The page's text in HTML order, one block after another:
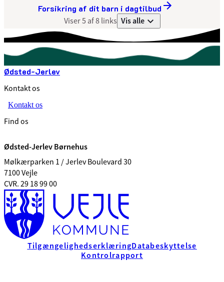
Forsikring af dit barn i dagtilbud
Viser 5 af 8 links Vis alle
Ødsted-Jerlev
Kontakt os
Kontakt os
Find os
Ødsted-Jerlev Børnehus
Mølkærparken 1 / Jerlev Boulevard 30
7100 Vejle
CVR. 29 18 99 00
TilgængelighedserklæringDatabeskyttelse
Kontrolrapport